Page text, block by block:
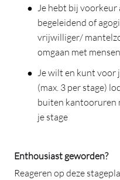
Je hebt bij voorkeur
begeleidend of
vrijwilliger/
omgaan met
Je wilt en kunt voor
(max. 3 per stage)
buiten kantooruren
je stage
Enthousiast geworden?
Reageren op deze